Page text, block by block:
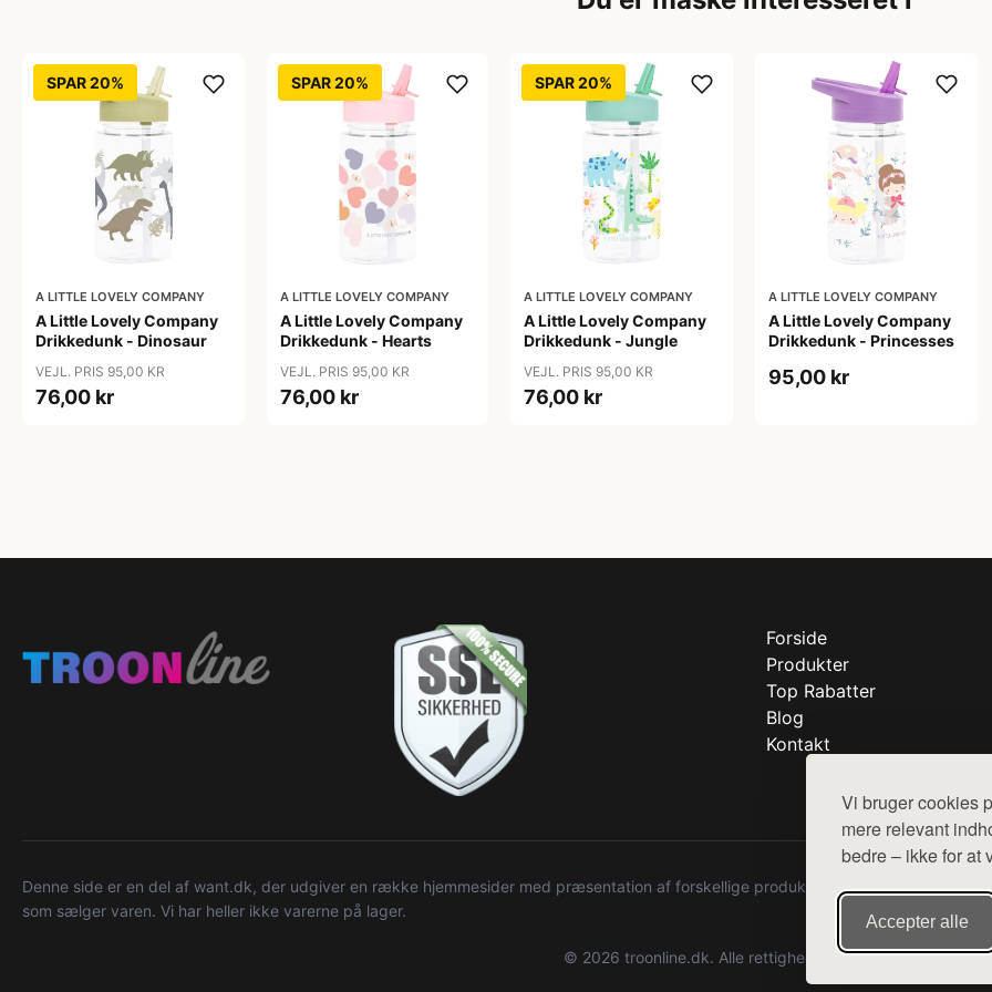
Vi bruger cookies
mere relevant
bedre – ikke for
Accepter alle
SPAR 20%
A LITTLE LOVELY COMPANY
A Little Lovely Company
Drikkedunk - Dinosaur
VEJL. PRIS 95,00 KR
76,00 kr
SPAR 20%
A LITTLE LOVELY COMPANY
A Little Lovely Company
Drikkedunk - Hearts
VEJL. PRIS 95,00 KR
76,00 kr
SPAR 20%
A LITTLE LOVELY COMPANY
A Little Lovely Company
Drikkedunk - Jungle
VEJL. PRIS 95,00 KR
76,00 kr
A LITTLE LOVELY COMPANY
A Little Lovely Company
Drikkedunk - Princesses
95,00 kr
Forside
Produkter
Top Rabatter
Blog
Kontakt
Denne side er en del af want.dk, der udgiver en række hjemmesider med præsentation af forskellige produkter fra diverse
som sælger varen. Vi har heller ikke varerne på lager.
© 2026 troonline.dk. Alle rettigheder forbeholdes.